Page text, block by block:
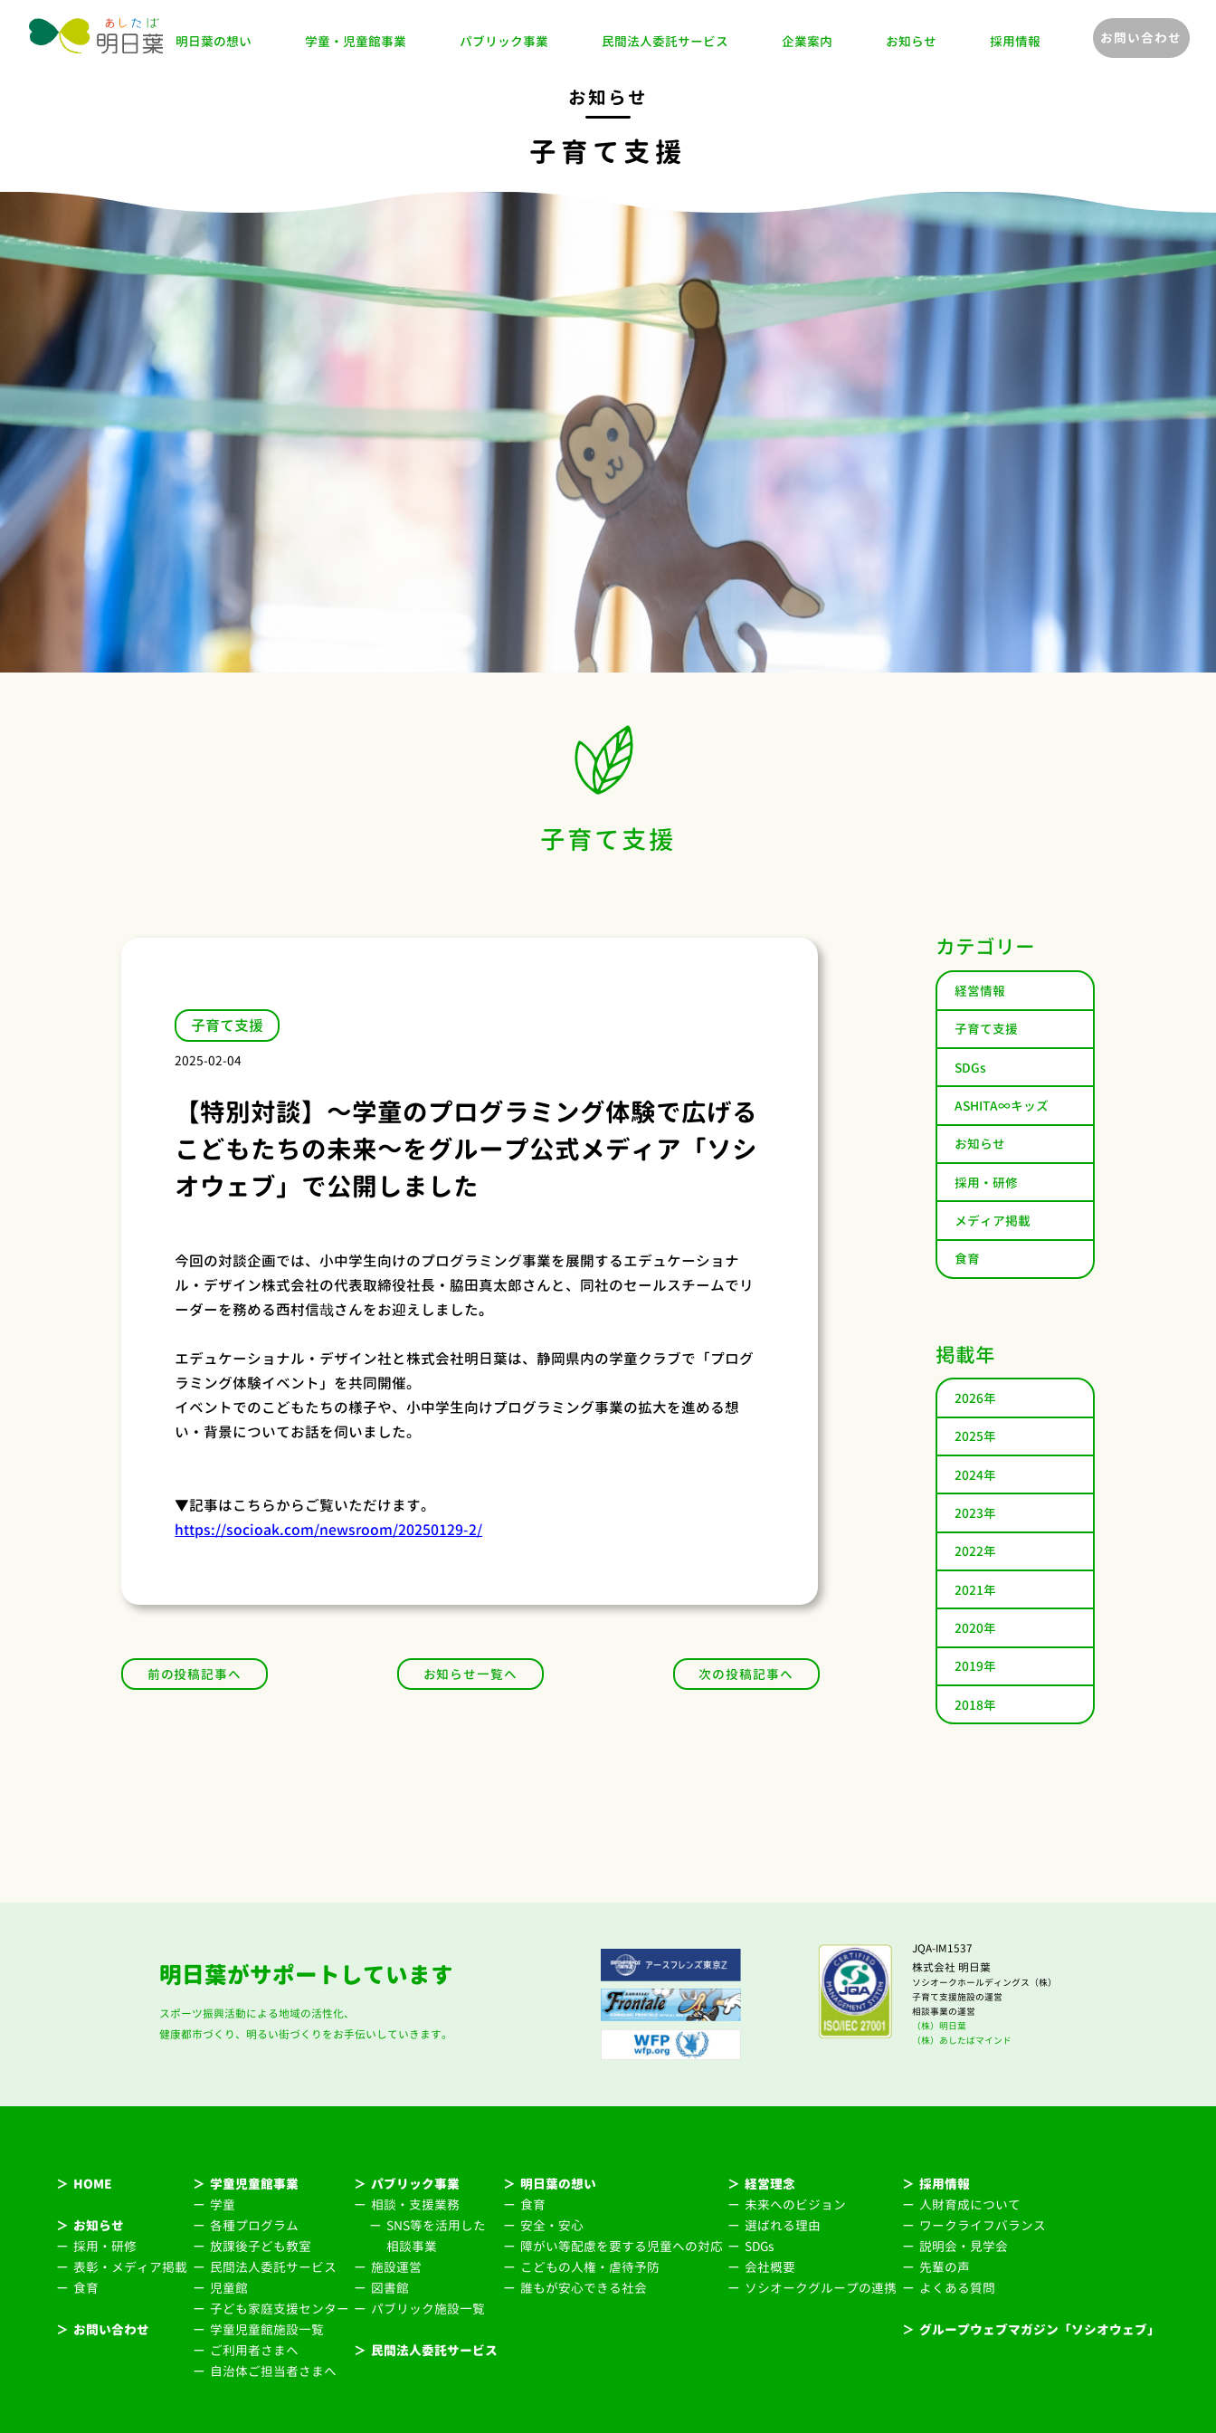
明日葉の想い 学童・児童館事業 パブリック事業 民間法人委託サービス 企業案内 お知らせ 採用情報 お問い合わせ
お知らせ
子育て支援
子育て支援
子育て支援
2025-02-04
【特別対談】～学童のプログラミング体験で広げる
こどもたちの未来～をグループ公式メディア「ソシ
オウェブ」で公開しました
今回の対談企画では、小中学生向けのプログラミング事業を展開するエデュケーショナ
ル・デザイン株式会社の代表取締役社長・脇田真太郎さんと、同社のセールスチームでリ
ーダーを務める西村信哉さんをお迎えしました。
エデュケーショナル・デザイン社と株式会社明日葉は、静岡県内の学童クラブで「プログ
ラミング体験イベント」を共同開催。
イベントでのこどもたちの様子や、小中学生向けプログラミング事業の拡大を進める想
い・背景についてお話を伺いました。
▼記事はこちらからご覧いただけます。
https://socioak.com/newsroom/20250129-2/
前の投稿記事へ お知らせ一覧へ 次の投稿記事へ
カテゴリー
経営情報
子育て支援
SDGs
ASHITA∞キッズ
お知らせ
採用・研修
メディア掲載
食育
掲載年
2026年
2025年
2024年
2023年
2022年
2021年
2020年
2019年
2018年
明日葉がサポートしています
スポーツ振興活動による地域の活性化、
健康都市づくり、明るい街づくりをお手伝いしていきます。
JQA-IM1537
株式会社 明日葉
ソシオークホールディングス（株）
子育て支援施設の運営
相談事業の運営
（株）明日葉
（株）あしたばマインド
＞ HOME
＞ お知らせ
ー 採用・研修
ー 表彰・メディア掲載
ー 食育
＞ お問い合わせ
＞ 学童児童館事業
ー 学童
ー 各種プログラム
ー 放課後子ども教室
ー 民間法人委託サービス
ー 児童館
ー 子ども家庭支援センター
ー 学童児童館施設一覧
ー ご利用者さまへ
ー 自治体ご担当者さまへ
＞ パブリック事業
ー 相談・支援業務
ー SNS等を活用した
相談事業
ー 施設運営
ー 図書館
ー パブリック施設一覧
＞ 民間法人委託サービス
＞ 明日葉の想い
ー 食育
ー 安全・安心
ー 障がい等配慮を要する児童への対応
ー こどもの人権・虐待予防
ー 誰もが安心できる社会
＞ 経営理念
ー 未来へのビジョン
ー 選ばれる理由
ー SDGs
ー 会社概要
ー ソシオークグループの連携
＞ 採用情報
ー 人財育成について
ー ワークライフバランス
ー 説明会・見学会
ー 先輩の声
ー よくある質問
＞ グループウェブマガジン「ソシオウェブ」